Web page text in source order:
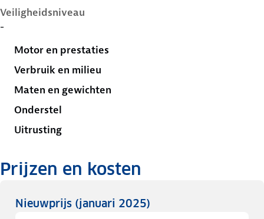
Veiligheidsniveau
-
Motor en prestaties
Verbruik en milieu
Maten en gewichten
Onderstel
Uitrusting
Prijzen en kosten
Nieuwprijs (januari 2025)